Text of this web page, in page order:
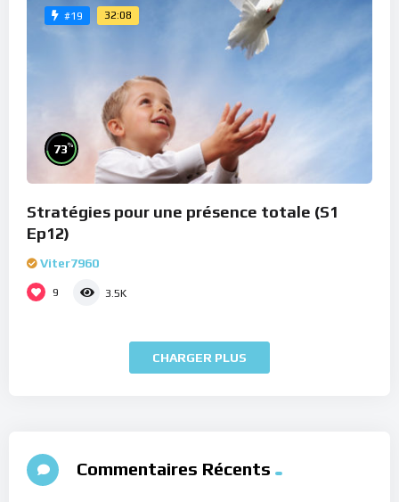
#19 32:08
73%
Stratégies pour une présence totale (S1
Ep12)
Viter7960
9 3.5K
CHARGER PLUS
Commentaires Récents